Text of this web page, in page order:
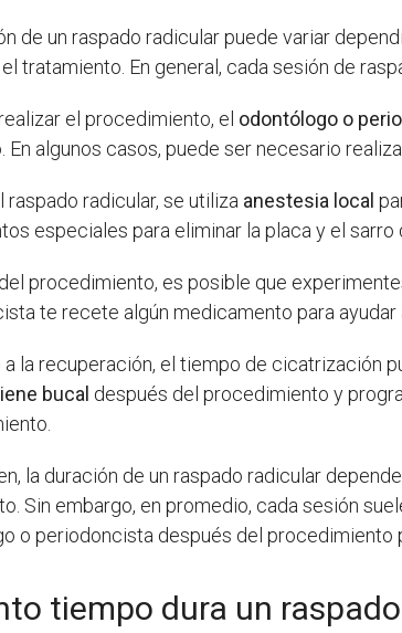
de un raspado radicular puede variar
tratamiento. En general, cada sesión de
el procedimiento, el odontólogo o
En algunos casos, puede ser necesario
raspado radicular, se utiliza anestesia local
especiales para eliminar la placa y el
procedimiento, es posible que
te recete algún medicamento para ayudar
a la recuperación, el tiempo de cicatrización
bucal después del procedimiento y
la duración de un raspado radicular
Sin embargo, en promedio, cada sesión
o periodoncista después del procedimiento
tiempo dura un